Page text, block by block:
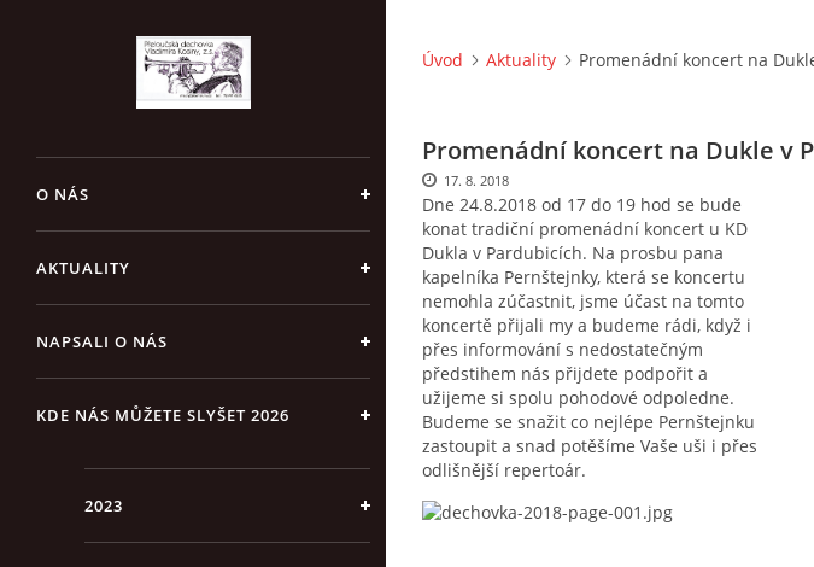
O NÁS
AKTUALITY
NAPSALI O NÁS
KDE NÁS MŮŽETE SLYŠET 2026
2023
Úvod Aktuality Promenádní koncert na
Promenádní koncert na Dukle v
Dne 24.8.2018 od 17 do 19 hod se bude
konat tradiční promenádní koncert u KD
Dukla v Pardubicích. Na prosbu pana
kapelníka Pernštejnky, která se koncertu
nemohla zúčastnit, jsme účast na tomto
koncertě přijali my a budeme rádi, když i
přes informování s nedostatečným
předstihem nás přijdete podpořit a
užijeme si spolu pohodové odpoledne.
Budeme se snažit co nejlépe Pernštejnku
zastoupit a snad potěšíme Vaše uši i přes
odlišnější repertoár.
17. 8. 2018